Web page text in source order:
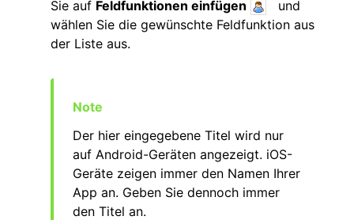
Sie auf Feldfunktionen einfügen
und
wählen Sie die gewünschte Feldfunktion aus
der Liste aus.
Der hier eingegebene Titel wird nur
auf Android-Geräten angezeigt. iOS-
Geräte zeigen immer den Namen Ihrer
App an. Geben Sie dennoch immer
den Titel an.